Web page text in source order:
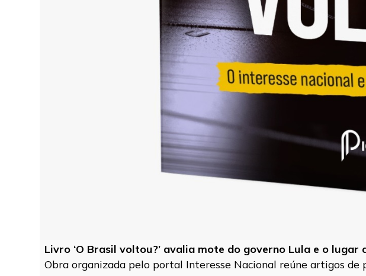
Livro ‘O Brasil voltou?’ avalia mote do governo Lula e o lugar
Obra organizada pelo portal Interesse Nacional reúne artigos